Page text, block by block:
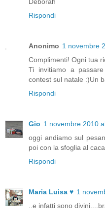
Rispondi
Anonimo 1 novembre
Complimenti! Ogni tua
Ti invitiamo a
contest sul natale :)Un
Rispondi
Gio 1 novembre 2010
oggi andiamo sul
poi con la sfoglia al
Rispondi
Maria Luisa ♥ 1
..e infatti sono